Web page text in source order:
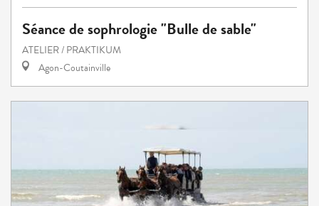
Séance de sophrologie "Bulle de sable"
ATELIER / PRAKTIKUM
Agon-Coutainville